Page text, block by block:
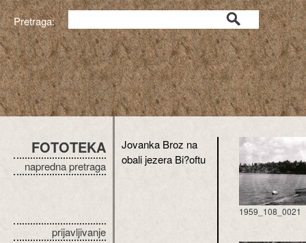
Pretraga:
FOTOTEKA
napredna pretraga
prijavljivanje
Jovanka Broz na
obali jezera Bi?oftu
1959_108_0021